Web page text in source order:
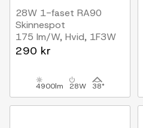
28W 1-faset RA90
Skinnespot
175 lm/W, Hvid, 1F3W
290 kr
4900lm 28W 38°